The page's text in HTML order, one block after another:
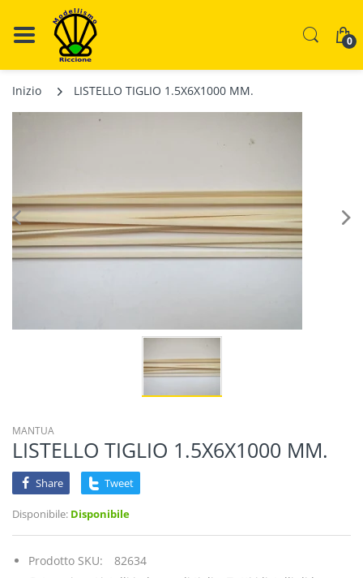
0
Inizio LISTELLO TIGLIO 1.5X6X1000 MM.
MANTUA
LISTELLO TIGLIO 1.5X6X1000 MM.
Share Tweet
Disponibile: Disponibile
Prodotto SKU:
82634